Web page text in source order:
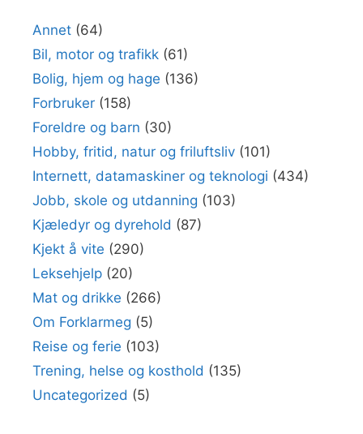
Annet (64)
Bil, motor og trafikk (61)
Bolig, hjem og hage (136)
Forbruker (158)
Foreldre og barn (30)
Hobby, fritid, natur og friluftsliv (101)
Internett, datamaskiner og teknologi (434)
Jobb, skole og utdanning (103)
Kjæledyr og dyrehold (87)
Kjekt å vite (290)
Leksehjelp (20)
Mat og drikke (266)
Om Forklarmeg (5)
Reise og ferie (103)
Trening, helse og kosthold (135)
Uncategorized (5)